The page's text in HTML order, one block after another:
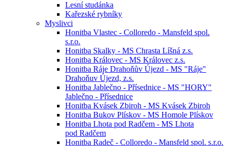
Lesní studánka
Kařezské rybníky
Myslivci
Honitba Vlastec - Colloredo - Mansfeld spol.
s.r.o.
Honitba Skalky - MS Chrasta Líšná z.s.
Honitba Královec - MS Královec z.s.
Honitba Ráje Drahoňův Újezd - MS "Ráje"
Drahoňuv Újezd, z.s.
Honitba Jablečno - Přísednice - MS "HORY"
Jablečno - Přísednice
Honitba Kvásek Zbiroh - MS Kvásek Zbiroh
Honitba Bukov Plískov - MS Homole Plískov
Honitba Lhota pod Radčem - MS Lhota
pod Radčem
Honitba Radeč - Colloredo - Mansfeld spol. s.r.o.